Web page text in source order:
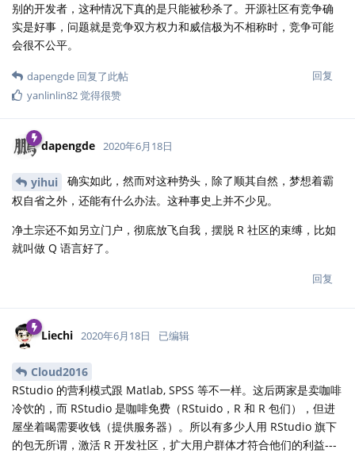
别的开发者，这种情况下真的是只能被秒杀了。开源社区有竞争确
实是好事，问题就是竞争双方权力和威信极为不相称时，竞争可能
会很不公平。
回复
dapengde 回复了此帖
yanlinlin82觉得很赞
dapengde 2020年6月18日
yihui
确实如此，然而对这种势头，除了顺其自然，梦想着霸
权自省之外，还能有什么办法。这种事史上并不少见。
净土宗还不如另立门户，彻底放飞自我，摆脱 R 社区的束缚，比如
就叫做 Q 语言好了。
回复
Liechi 2020年6月18日 已编辑
Cloud2016
RStudio 的营利模式跟 Matlab, SPSS 等不一样。这后两家是卖咖啡
冷饮的，而 RStudio 是咖啡免费（RStuido，R 和 R 包们），但进
屋坐着喝需要收钱（提供服务器）。所以有多少人用 RStudio 旗下
的包无所谓，激活 R 开发社区，扩大用户群体才符合他们的利益---